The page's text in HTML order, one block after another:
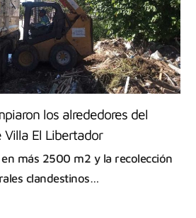
los alrededores del
Villa El Libertador
más 2500 m2 y la recolección
clandestinos…